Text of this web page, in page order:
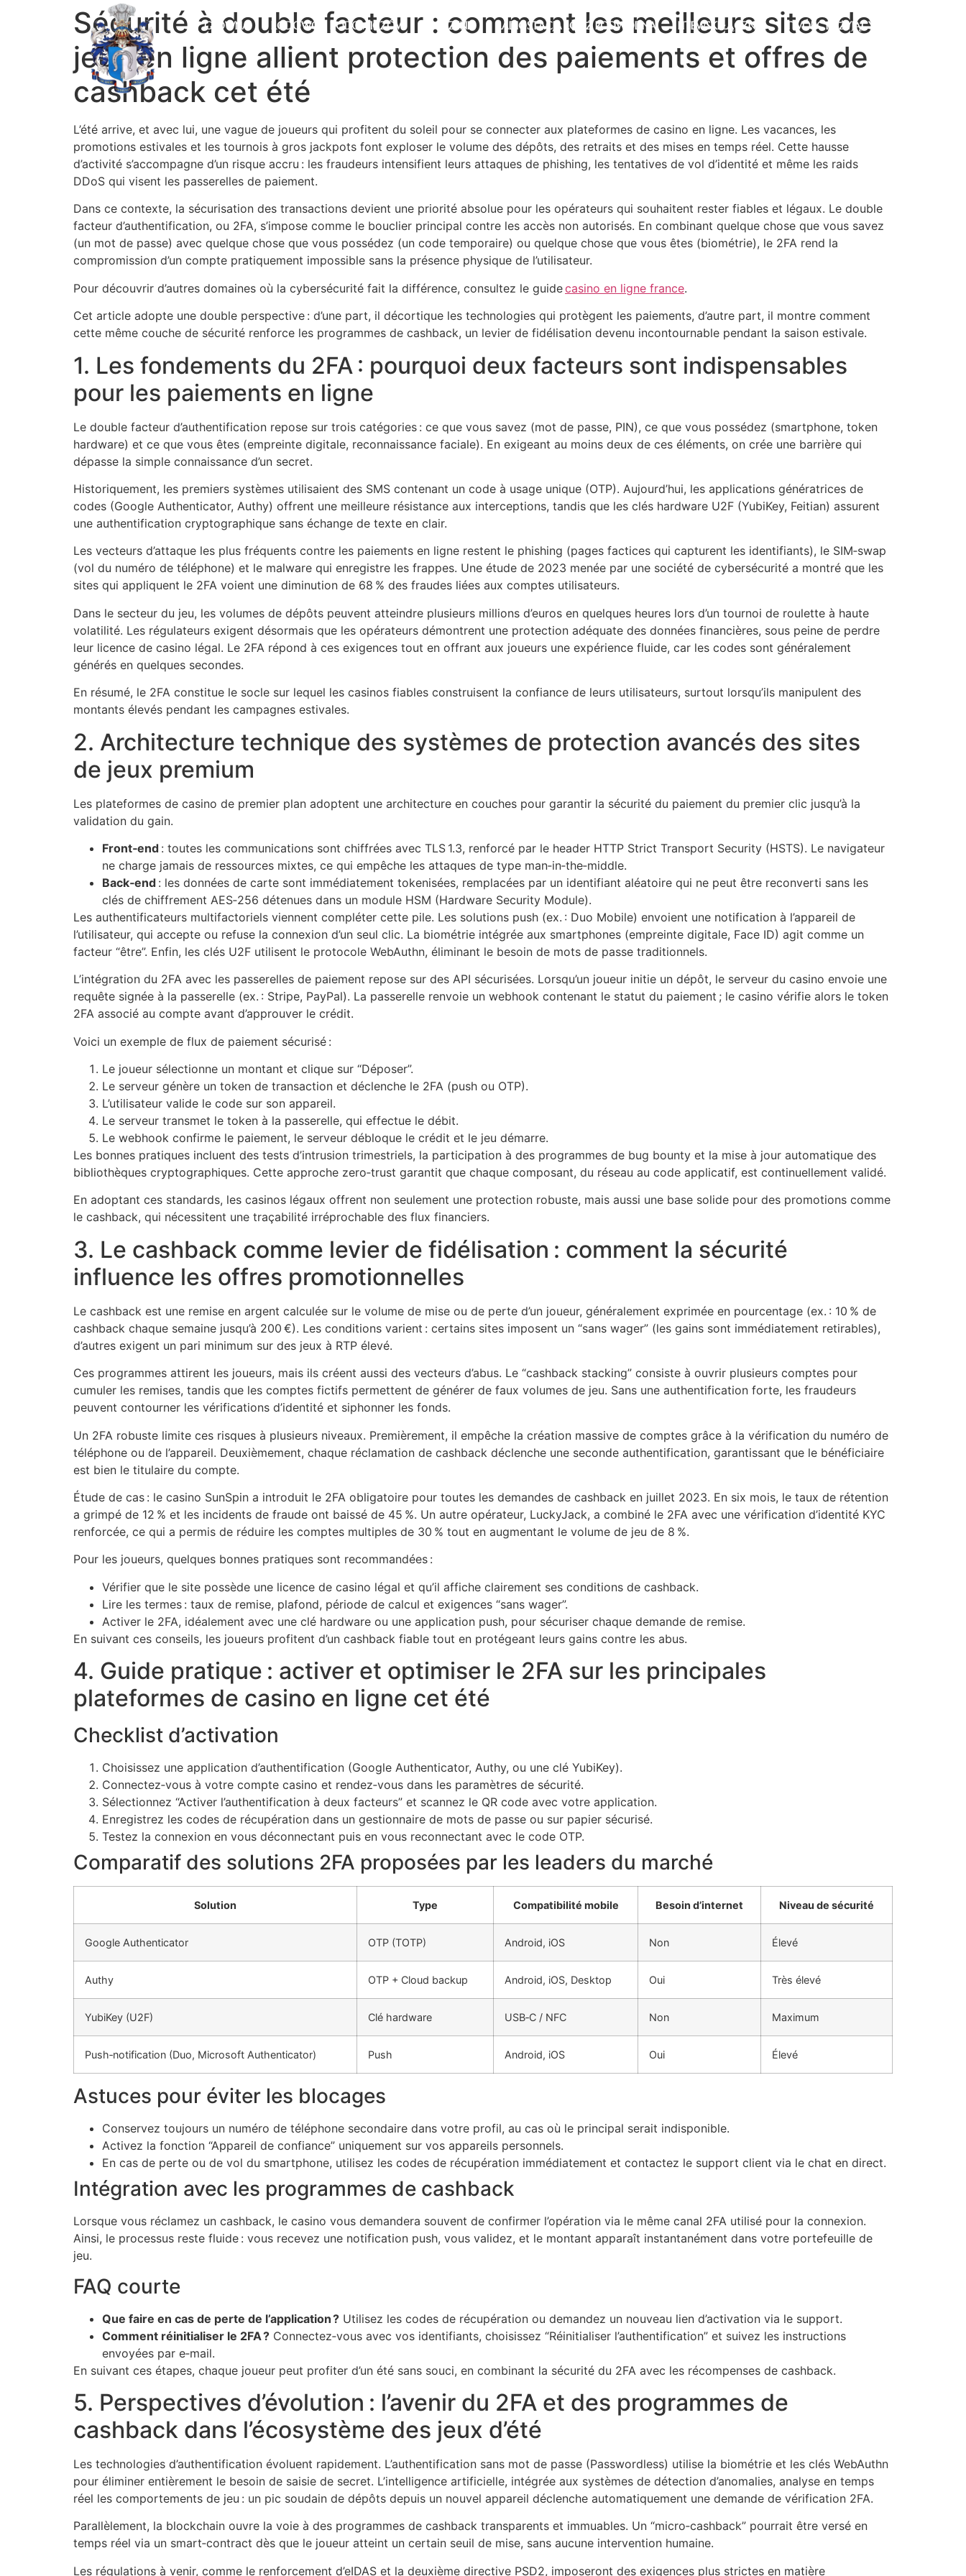
GŁÓWNA RODOWÓD RODOWICZÓW KORZENIE RADIOSTACJA ŁÓDŹ PODWODNA LITEWSKI ŁĄCZNIK TWÓRCY I ŻYJĄCY
Sécurité à double facteur : comment les meilleurs sites de
jeux en ligne allient protection des paiements et offres de
cashback cet été
L’été arrive, et avec lui, une vague de joueurs qui profitent du soleil pour se connecter aux plateformes de casino en ligne. Les vacances, les
promotions estivales et les tournois à gros jackpots font exploser le volume des dépôts, des retraits et des mises en temps réel. Cette hausse
d’activité s’accompagne d’un risque accru : les fraudeurs intensifient leurs attaques de phishing, les tentatives de vol d’identité et même les raids
DDoS qui visent les passerelles de paiement.
Dans ce contexte, la sécurisation des transactions devient une priorité absolue pour les opérateurs qui souhaitent rester fiables et légaux. Le double
facteur d’authentification, ou 2FA, s’impose comme le bouclier principal contre les accès non autorisés. En combinant quelque chose que vous savez
(un mot de passe) avec quelque chose que vous possédez (un code temporaire) ou quelque chose que vous êtes (biométrie), le 2FA rend la
compromission d’un compte pratiquement impossible sans la présence physique de l’utilisateur.
Pour découvrir d’autres domaines où la cybersécurité fait la différence, consultez le guidecasino en ligne france.
Cet article adopte une double perspective : d’une part, il décortique les technologies qui protègent les paiements, d’autre part, il montre comment
cette même couche de sécurité renforce les programmes de cashback, un levier de fidélisation devenu incontournable pendant la saison estivale.
1. Les fondements du 2FA : pourquoi deux facteurs sont indispensables
pour les paiements en ligne
Le double facteur d’authentification repose sur trois catégories : ce que vous savez (mot de passe, PIN), ce que vous possédez (smartphone, token
hardware) et ce que vous êtes (empreinte digitale, reconnaissance faciale). En exigeant au moins deux de ces éléments, on crée une barrière qui
dépasse la simple connaissance d’un secret.
Historiquement, les premiers systèmes utilisaient des SMS contenant un code à usage unique (OTP). Aujourd’hui, les applications génératrices de
codes (Google Authenticator, Authy) offrent une meilleure résistance aux interceptions, tandis que les clés hardware U2F (YubiKey, Feitian) assurent
une authentification cryptographique sans échange de texte en clair.
Les vecteurs d’attaque les plus fréquents contre les paiements en ligne restent le phishing (pages factices qui capturent les identifiants), le SIM‑swap
(vol du numéro de téléphone) et le malware qui enregistre les frappes. Une étude de 2023 menée par une société de cybersécurité a montré que les
sites qui appliquent le 2FA voient une diminution de 68 % des fraudes liées aux comptes utilisateurs.
Dans le secteur du jeu, les volumes de dépôts peuvent atteindre plusieurs millions d’euros en quelques heures lors d’un tournoi de roulette à haute
volatilité. Les régulateurs exigent désormais que les opérateurs démontrent une protection adéquate des données financières, sous peine de perdre
leur licence de casino légal. Le 2FA répond à ces exigences tout en offrant aux joueurs une expérience fluide, car les codes sont généralement
générés en quelques secondes.
En résumé, le 2FA constitue le socle sur lequel les casinos fiables construisent la confiance de leurs utilisateurs, surtout lorsqu’ils manipulent des
montants élevés pendant les campagnes estivales.
2. Architecture technique des systèmes de protection avancés des sites
de jeux premium
Les plateformes de casino de premier plan adoptent une architecture en couches pour garantir la sécurité du paiement du premier clic jusqu’à la
validation du gain.
Front‑end : toutes les communications sont chiffrées avec TLS 1.3, renforcé par le header HTTP Strict Transport Security (HSTS). Le navigateur
ne charge jamais de ressources mixtes, ce qui empêche les attaques de type man‑in‑the‑middle.
Back‑end : les données de carte sont immédiatement tokenisées, remplacées par un identifiant aléatoire qui ne peut être reconverti sans les
clés de chiffrement AES‑256 détenues dans un module HSM (Hardware Security Module).
Les authentificateurs multifactoriels viennent compléter cette pile. Les solutions push (ex. : Duo Mobile) envoient une notification à l’appareil de
l’utilisateur, qui accepte ou refuse la connexion d’un seul clic. La biométrie intégrée aux smartphones (empreinte digitale, Face ID) agit comme un
facteur “être”. Enfin, les clés U2F utilisent le protocole WebAuthn, éliminant le besoin de mots de passe traditionnels.
L’intégration du 2FA avec les passerelles de paiement repose sur des API sécurisées. Lorsqu’un joueur initie un dépôt, le serveur du casino envoie une
requête signée à la passerelle (ex. : Stripe, PayPal). La passerelle renvoie un webhook contenant le statut du paiement ; le casino vérifie alors le token
2FA associé au compte avant d’approuver le crédit.
Voici un exemple de flux de paiement sécurisé :
Le joueur sélectionne un montant et clique sur “Déposer”.
Le serveur génère un token de transaction et déclenche le 2FA (push ou OTP).
L’utilisateur valide le code sur son appareil.
Le serveur transmet le token à la passerelle, qui effectue le débit.
Le webhook confirme le paiement, le serveur débloque le crédit et le jeu démarre.
Les bonnes pratiques incluent des tests d’intrusion trimestriels, la participation à des programmes de bug bounty et la mise à jour automatique des
bibliothèques cryptographiques. Cette approche zero‑trust garantit que chaque composant, du réseau au code applicatif, est continuellement validé.
En adoptant ces standards, les casinos légaux offrent non seulement une protection robuste, mais aussi une base solide pour des promotions comme
le cashback, qui nécessitent une traçabilité irréprochable des flux financiers.
3. Le cashback comme levier de fidélisation : comment la sécurité
influence les offres promotionnelles
Le cashback est une remise en argent calculée sur le volume de mise ou de perte d’un joueur, généralement exprimée en pourcentage (ex. : 10 % de
cashback chaque semaine jusqu’à 200 €). Les conditions varient : certains sites imposent un “sans wager” (les gains sont immédiatement retirables),
d’autres exigent un pari minimum sur des jeux à RTP élevé.
Ces programmes attirent les joueurs, mais ils créent aussi des vecteurs d’abus. Le “cashback stacking” consiste à ouvrir plusieurs comptes pour
cumuler les remises, tandis que les comptes fictifs permettent de générer de faux volumes de jeu. Sans une authentification forte, les fraudeurs
peuvent contourner les vérifications d’identité et siphonner les fonds.
Un 2FA robuste limite ces risques à plusieurs niveaux. Premièrement, il empêche la création massive de comptes grâce à la vérification du numéro de
téléphone ou de l’appareil. Deuxièmement, chaque réclamation de cashback déclenche une seconde authentification, garantissant que le bénéficiaire
est bien le titulaire du compte.
Étude de cas : le casino SunSpin a introduit le 2FA obligatoire pour toutes les demandes de cashback en juillet 2023. En six mois, le taux de rétention
a grimpé de 12 % et les incidents de fraude ont baissé de 45 %. Un autre opérateur, LuckyJack, a combiné le 2FA avec une vérification d’identité KYC
renforcée, ce qui a permis de réduire les comptes multiples de 30 % tout en augmentant le volume de jeu de 8 %.
Pour les joueurs, quelques bonnes pratiques sont recommandées :
Vérifier que le site possède une licence de casino légal et qu’il affiche clairement ses conditions de cashback.
Lire les termes : taux de remise, plafond, période de calcul et exigences “sans wager”.
Activer le 2FA, idéalement avec une clé hardware ou une application push, pour sécuriser chaque demande de remise.
En suivant ces conseils, les joueurs profitent d’un cashback fiable tout en protégeant leurs gains contre les abus.
4. Guide pratique : activer et optimiser le 2FA sur les principales
plateformes de casino en ligne cet été
Checklist d’activation
Choisissez une application d’authentification (Google Authenticator, Authy, ou une clé YubiKey).
Connectez‑vous à votre compte casino et rendez‑vous dans les paramètres de sécurité.
Sélectionnez “Activer l’authentification à deux facteurs” et scannez le QR code avec votre application.
Enregistrez les codes de récupération dans un gestionnaire de mots de passe ou sur papier sécurisé.
Testez la connexion en vous déconnectant puis en vous reconnectant avec le code OTP.
Comparatif des solutions 2FA proposées par les leaders du marché
Solution Type Compatibilité mobile Besoin d’internet Niveau de sécurité
Google Authenticator OTP (TOTP) Android, iOS Non Élevé
Authy OTP + Cloud backup Android, iOS, Desktop Oui Très élevé
YubiKey (U2F) Clé hardware USB‑C / NFC Non Maximum
Push‑notification (Duo, Microsoft Authenticator) Push Android, iOS Oui Élevé
Astuces pour éviter les blocages
Conservez toujours un numéro de téléphone secondaire dans votre profil, au cas où le principal serait indisponible.
Activez la fonction “Appareil de confiance” uniquement sur vos appareils personnels.
En cas de perte ou de vol du smartphone, utilisez les codes de récupération immédiatement et contactez le support client via le chat en direct.
Intégration avec les programmes de cashback
Lorsque vous réclamez un cashback, le casino vous demandera souvent de confirmer l’opération via le même canal 2FA utilisé pour la connexion.
Ainsi, le processus reste fluide : vous recevez une notification push, vous validez, et le montant apparaît instantanément dans votre portefeuille de
jeu.
FAQ courte
Que faire en cas de perte de l’application ? Utilisez les codes de récupération ou demandez un nouveau lien d’activation via le support.
Comment réinitialiser le 2FA ? Connectez‑vous avec vos identifiants, choisissez “Réinitialiser l’authentification” et suivez les instructions
envoyées par e‑mail.
En suivant ces étapes, chaque joueur peut profiter d’un été sans souci, en combinant la sécurité du 2FA avec les récompenses de cashback.
5. Perspectives d’évolution : l’avenir du 2FA et des programmes de
cashback dans l’écosystème des jeux d’été
Les technologies d’authentification évoluent rapidement. L’authentification sans mot de passe (Passwordless) utilise la biométrie et les clés WebAuthn
pour éliminer entièrement le besoin de saisie de secret. L’intelligence artificielle, intégrée aux systèmes de détection d’anomalies, analyse en temps
réel les comportements de jeu : un pic soudain de dépôts depuis un nouvel appareil déclenche automatiquement une demande de vérification 2FA.
Parallèlement, la blockchain ouvre la voie à des programmes de cashback transparents et immuables. Un “micro‑cashback” pourrait être versé en
temps réel via un smart‑contract dès que le joueur atteint un certain seuil de mise, sans aucune intervention humaine.
Les régulations à venir, comme le renforcement d’eIDAS et la deuxième directive PSD2, imposeront des exigences plus strictes en matière